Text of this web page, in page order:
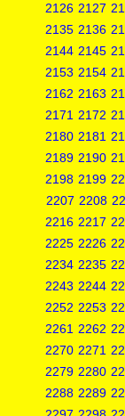
2126 2127
2135 2136
2144 2145
2153 2154
2162 2163
2171 2172
2180 2181
2189 2190
2198 2199
2207 2208
2216 2217
2225 2226
2234 2235
2243 2244
2252 2253
2261 2262
2270 2271
2279 2280
2288 2289